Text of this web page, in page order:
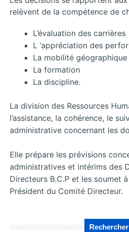
relèvent de la compétence de
L’évaluation des carrières
L ‘appréciation des
La mobilité
La formation
La discipline.
La division des Ressources
l’assistance, la cohérence, le
administrative concernant les
Elle prépare les prévisions
administratives et intérims des
Directeurs B.C.P et les soumet
Président du Comité Directeur.
Rechercher